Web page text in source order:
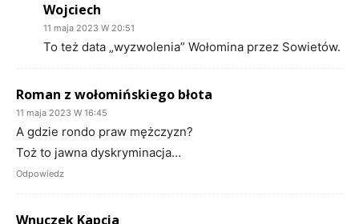
Wojciech
11 maja 2023 W 20:51
To też data „wyzwolenia” Wołomina przez Sowietów.
Roman z wołomińskiego błota
11 maja 2023 W 16:45
A gdzie rondo praw mężczyzn?
Toż to jawna dyskryminacja…
Odpowiedz
Wnuczek Kapcia